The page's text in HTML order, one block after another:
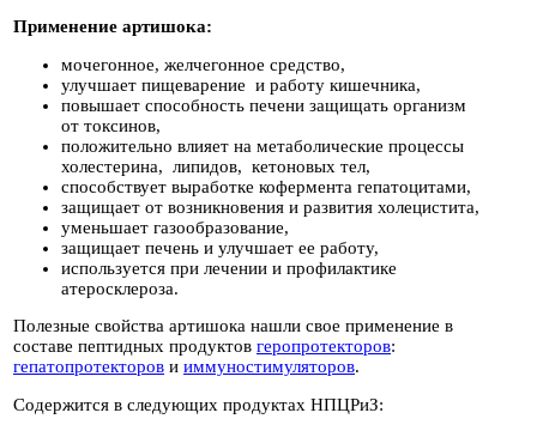
Применение артишока:
мочегонное, желчегонное средство,
улучшает пищеварение и работу кишечника,
повышает способность печени защищать организм
от токсинов,
положительно влияет на метаболические процессы
холестерина, липидов, кетоновых тел,
способствует выработке кофермента гепатоцитами,
защищает от возникновения и развития холецистита,
уменьшает газообразование,
защищает печень и улучшает ее работу,
используется при лечении и профилактике
атеросклероза.
Полезные свойства артишока нашли свое применение в
составе пептидных продуктов геропротекторов:
гепатопротекторов и иммуностимуляторов.
Содержится в следующих продуктах НПЦРиЗ: